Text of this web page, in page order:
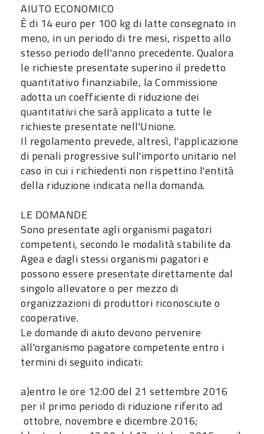
AIUTO ECONOMICO
È di 14 euro per 100 kg di latte consegnato in
meno, in un periodo di tre mesi, rispetto allo
stesso periodo dell'anno precedente. Qualora
le richieste presentate superino il predetto
quantitativo finanziabile, la Commissione
adotta un coefficiente di riduzione dei
quantitativi che sarà applicato a tutte le
richieste presentate nell'Unione.
Il regolamento prevede, altresì, l'applicazione
di penali progressive sull'importo unitario nel
caso in cui i richiedenti non rispettino l'entità
della riduzione indicata nella domanda.
LE DOMANDE
Sono presentate agli organismi pagatori
competenti, secondo le modalità stabilite da
Agea e dagli stessi organismi pagatori e
possono essere presentate direttamente dal
singolo allevatore o per mezzo di
organizzazioni di produttori riconosciute o
cooperative.
Le domande di aiuto devono pervenire
all'organismo pagatore competente entro i
termini di seguito indicati:
a)entro le ore 12:00 del 21 settembre 2016
per il primo periodo di riduzione riferito ad
ottobre, novembre e dicembre 2016;